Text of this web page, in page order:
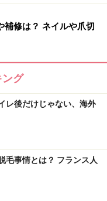
るので、「さっきた
するの？」というく
フライト後のバリバ
活！
の新習慣にしてみて
るようなしっとりと
っとりやわらかな手
補修は？ ネイルや爪切
ング
レ後だけじゃない、海外
毛事情とは？ フランス人